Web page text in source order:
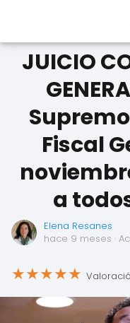
JUICIO
Fiscal
a
Elena Resanes
hace 9 meses ·
★★★★★